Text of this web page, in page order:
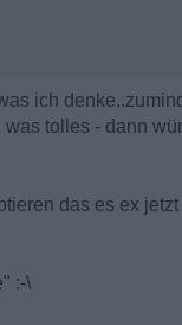
ich
tolles - dann
das es ex
:-\